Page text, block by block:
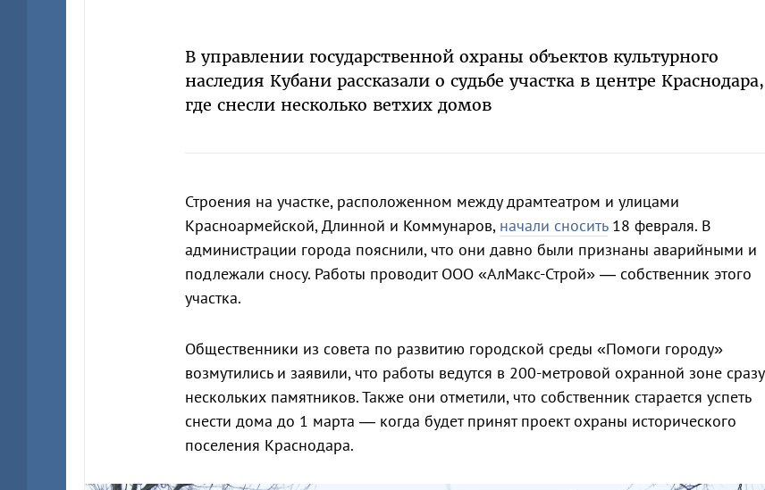
В управлении государственной охраны объектов культурного
наследия Кубани рассказали о судьбе участка в центре Краснодара,
где снесли несколько ветхих домов
Строения на участке, расположенном между драмтеатром и улицами
Красноармейской, Длинной и Коммунаров, начали сносить18 февраля. В
администрации города пояснили, что они давно были признаны аварийными и
подлежали сносу. Работы проводит ООО «АлМакс-Строй» — собственник этого
участка.
Общественники из совета по развитию городской среды «Помоги городу»
возмутились и заявили, что работы ведутся в 200-метровой охранной зоне сразу
нескольких памятников. Также они отметили, что собственник старается успеть
снести дома до 1 марта — когда будет принят проект охраны исторического
поселения Краснодара.